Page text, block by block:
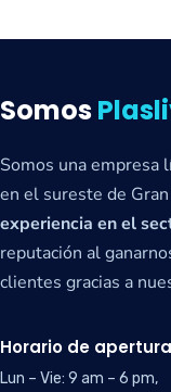
Somos
Somos una empresa
en el sureste de Gran
experiencia en el
reputación al
clientes gracias a
Horario de
Lun – Vie: 9 am – 6 pm,